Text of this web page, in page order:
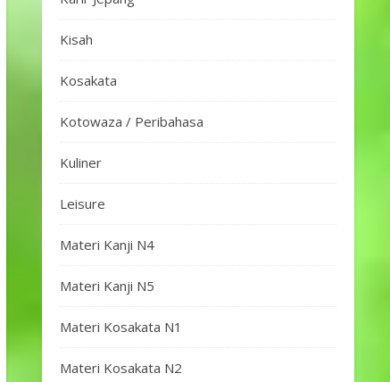
Kisah
Kosakata
Kotowaza / Peribahasa
Kuliner
Leisure
Materi Kanji N4
Materi Kanji N5
Materi Kosakata N1
Materi Kosakata N2